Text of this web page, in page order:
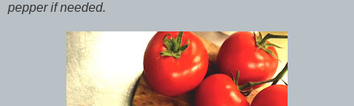
pepper if needed.